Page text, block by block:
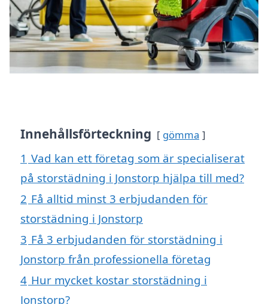
Innehållsförteckning gömma
1 Vad kan ett företag som är specialiserat
på storstädning i Jonstorp hjälpa till med?
2 Få alltid minst 3 erbjudanden för
storstädning i Jonstorp
3 Få 3 erbjudanden för storstädning i
Jonstorp från professionella företag
4 Hur mycket kostar storstädning i
Jonstorp?